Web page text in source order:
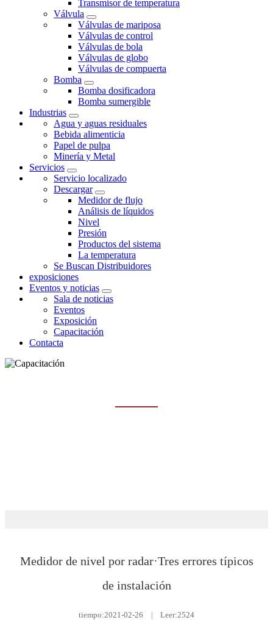
Transmisor de temperatura
Válvula
Válvulas de mariposa
Válvulas de control
Válvulas de bola
Válvulas de globo
Válvulas de compuerta
Bomba
Bomba dosificadora
Bomba sumergible
Industrias
Agua y aguas residuales
Bebida alimenticia
Papel de pulpa
Minería y Metal
Servicios
Servicio localizado
Descargar
Medidor de flujo
Análisis de líquidos
Nivel
Presión
Productos del sistema
La temperatura
Se Buscan Distribuidores
exposiciones
Eventos y noticias
Sala de noticias
Eventos
Exposición
Capacitación
Contacta
Medidor de nivel por radar·Tres errores típicos
de instalación
tiempo:2021-02-26 | Leer:2524